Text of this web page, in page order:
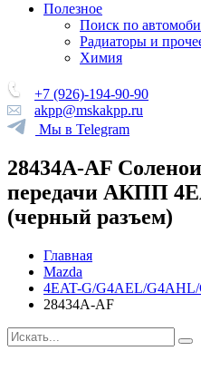
Полезное
Поиск по
Радиаторы и
Химия
+7 (926)-194-90-90
akpp@mskakpp.ru
Мы в Telegram
28434A-AF
передачи АКПП
(черный разъем)
Главная
Mazda
4EAT-G/G4AEL/
28434A-AF